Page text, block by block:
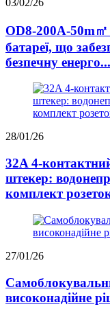
03/02/26
OD8-200A-50m
батареї, що
безпечну енерго...
28/01/26
32A 4-
штекер:
комплект
27/01/26
високонадійне